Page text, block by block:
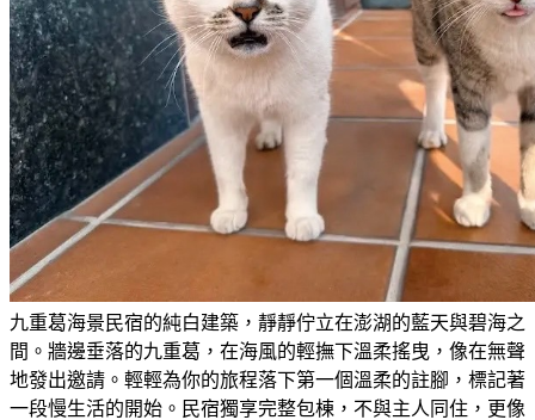
九重葛海景民宿的純白建築，靜靜佇立在澎湖的藍天與碧海之
間。牆邊垂落的九重葛，在海風的輕撫下溫柔搖曳，像在無聲
地發出邀請。輕輕為你的旅程落下第一個溫柔的註腳，標記著
一段慢生活的開始。民宿獨享完整包棟，不與主人同住，更像